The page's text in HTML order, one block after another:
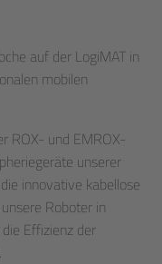
auf der LogiMAT in
mobilen
ROX- und EMROX-
unserer
innovative kabellose
Roboter in
Effizienz der